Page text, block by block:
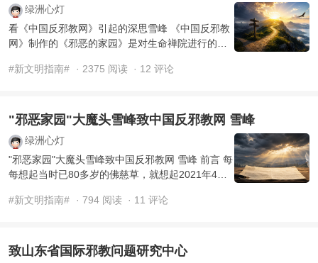
绿洲心灯
看《中国反邪教网》引起的深思雪峰 《中国反邪教
网》制作的《邪恶的家园》是对生命禅院进行的诬
颠倒构陷 ...
#新文明指南# · 2375 阅读 · 12 评论
"邪恶家园"大魔头雪峰致中国反邪教网 雪峰
绿洲心灯
"邪恶家园"大魔头雪峰致中国反邪教网 雪峰 前言 每
每想起当时已80多岁的佛慈草，就想起2021年4月
处家园上 ...
#新文明指南# · 794 阅读 · 11 评论
致山东省国际邪教问题研究中心